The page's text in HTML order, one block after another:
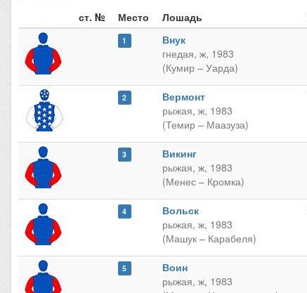
ст. №
Место Лошадь
1
Внук
гнедая, ж, 1983
(Кумир – Уарда)
2
Вермонт
рыжая, ж, 1983
(Темир – Маазуза)
3
Викинг
рыжая, ж, 1983
(Менес – Кромка)
4
Вольск
рыжая, ж, 1983
(Машук – Карабеля)
5
Воин
рыжая, ж, 1983